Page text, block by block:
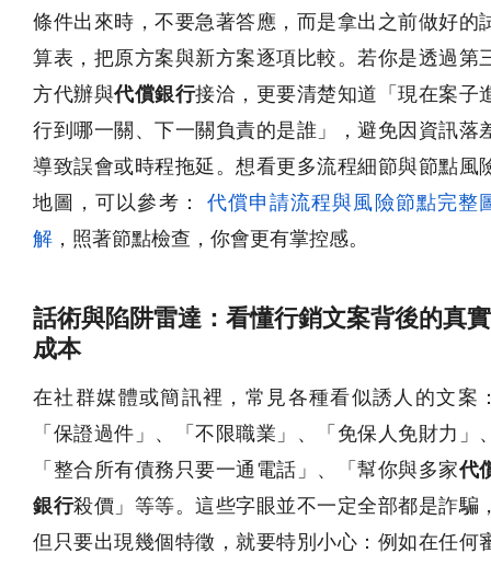
條件出來時，不要急著答應，而是拿出之前做好的
算表，把原方案與新方案逐項比較。若你是透過第
方代辦與代償銀行接洽，更要清楚知道「現在案子
行到哪一關、下一關負責的是誰」，避免因資訊落
導致誤會或時程拖延。想看更多流程細節與節點風
地圖，可以參考：
代償申請流程與風險節點完整
解 ，照著節點檢查，你會更有掌控感。
話術與陷阱雷達：看懂行銷文案背後的真實
成本
在社群媒體或簡訊裡，常見各種看似誘人的文案
「保證過件」、「不限職業」、「免保人免財力」
「整合所有債務只要一通電話」、「幫你與多家代
銀行殺價」等等。這些字眼並不一定全部都是詐騙
但只要出現幾個特徵，就要特別小心：例如在任何